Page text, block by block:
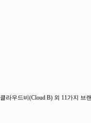
우드비(Cloud B) 외 11가지 브